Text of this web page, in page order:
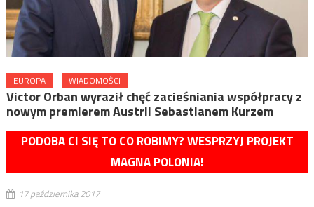
EUROPA WIADOMOŚCI
Victor Orban wyraził chęć zacieśniania współpracy z
nowym premierem Austrii Sebastianem Kurzem
PODOBA CI SIĘ TO CO ROBIMY? WESPRZYJ PROJEKT
MAGNA POLONIA!
17 października 2017